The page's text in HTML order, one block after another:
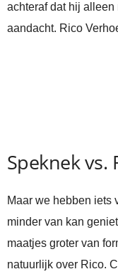
achteraf dat hij
aandacht. Rico
Speknek vs.
Maar we hebben iets
minder van kan
maatjes groter van
natuurlijk over Rico.